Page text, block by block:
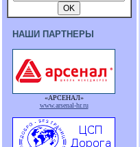
НАШИ ПАРТНЕРЫ
«АРСЕНАЛ»
www.arsenal-hr.ru